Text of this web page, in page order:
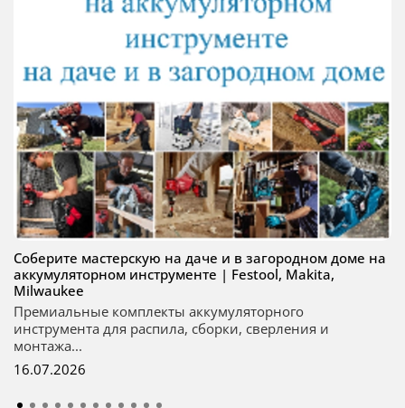
Соберите мастерскую на даче и в загородном доме на
аккумуляторном инструменте | Festool, Makita,
Milwaukee
Премиальные комплекты аккумуляторного
инструмента для распила, сборки, сверления и
монтажа...
16.07.2026